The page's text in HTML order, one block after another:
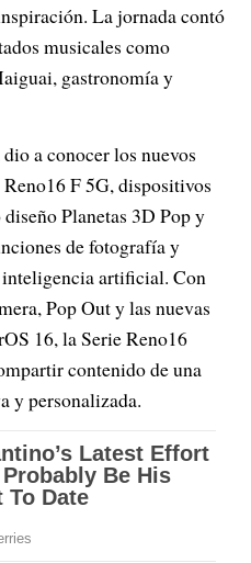
La jornada contó
musicales como
gastronomía y
a conocer los nuevos
F 5G, dispositivos
Planetas 3D Pop y
de fotografía y
artificial. Con
Pop Out y las nuevas
16, la Serie Reno16
contenido de una
y personalizada.